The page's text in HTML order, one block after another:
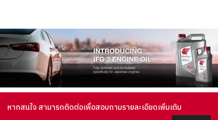
หากสนใจ สามารถติดต่อเพื่อสอบถามรายละเอียดเพิ่มเติม